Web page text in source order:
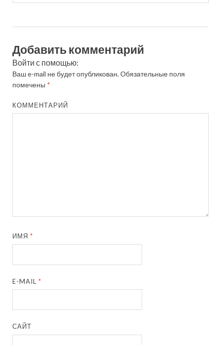
Добавить комментарий
Войти с помощью:
Ваш e-mail не будет опубликован.Обязательные поля
помечены *
КОММЕНТАРИЙ
ИМЯ*
E-MAIL*
САЙТ